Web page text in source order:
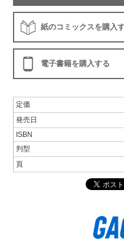
紙のコミックスを購入
電子書籍を購入する
定価
発売日
ISBN
判型
頁